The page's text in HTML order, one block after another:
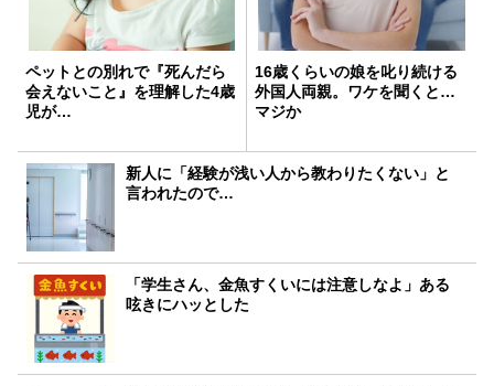
ペットとの別れで『死んだら
会えないこと』を理解した4歳
児が…
16歳くらいの娘を叱り続ける
外国人両親。ワケを聞くと…
マジか
新人に「経験が浅い人から教わりたくない」と
言われたので…
「学生さん、金魚すくいには注意しなよ」ある
呟きにハッとした